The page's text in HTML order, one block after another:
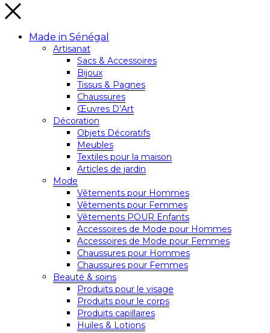
Made in Sénégal
Artisanat
Sacs & Accessoires
Bijoux
Tissus & Pagnes
Chaussures
Œuvres D’Art
Décoration
Objets Décoratifs
Meubles
Textiles pour la maison
Articles de jardin
Mode
Vêtements pour Hommes
Vêtements pour Femmes
Vêtements POUR Enfants
Accessoires de Mode pour Hommes
Accessoires de Mode pour Femmes
Chaussures pour Hommes
Chaussures pour Femmes
Beauté & soins
Produits pour le visage
Produits pour le corps
Produits capillaires
Huiles & Lotions